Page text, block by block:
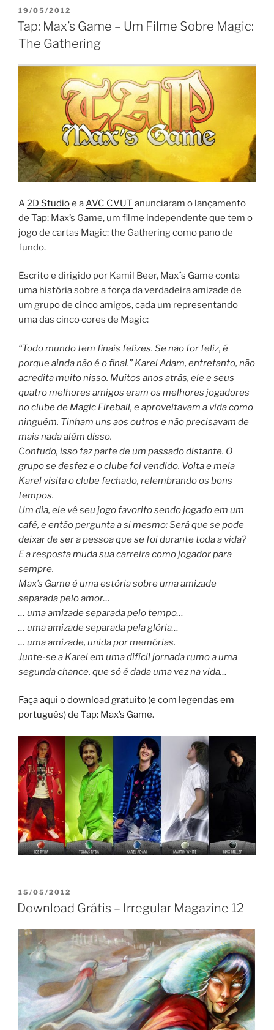
PUBLICADO
EM
19/05/2012
Tap: Max’s Game – Um Filme Sobre Magic:
The Gathering
A2D Studioe aAVC CVUT anunciaram o lançamento
de Tap: Max’s Game, um filme independente que tem o
jogo de cartas Magic: the Gathering como pano de
fundo.
Escrito e dirigido por Kamil Beer, Max´s Game conta
uma história sobre a força da verdadeira amizade de
um grupo de cinco amigos, cada um representando
uma das cinco cores de Magic:
“Todo mundo tem finais felizes. Se não for feliz, é
porque ainda não é o final.” Karel Adam, entretanto, não
acredita muito nisso. Muitos anos atrás, ele e seus
quatro melhores amigos eram os melhores jogadores
no clube de Magic Fireball, e aproveitavam a vida como
ninguém. Tinham uns aos outros e não precisavam de
mais nada além disso.
Contudo, isso faz parte de um passado distante. O
grupo se desfez e o clube foi vendido. Volta e meia
Karel visita o clube fechado, relembrando os bons
tempos.
Um dia, ele vê seu jogo favorito sendo jogado em um
café, e então pergunta a si mesmo: Será que se pode
deixar de ser a pessoa que se foi durante toda a vida?
E a resposta muda sua carreira como jogador para
sempre.
Max’s Game é uma estória sobre uma amizade
separada pelo amor…
… uma amizade separada pelo tempo…
… uma amizade separada pela glória…
… uma amizade, unida por memórias.
Junte-se a Karel em uma difícil jornada rumo a uma
segunda chance, que só é dada uma vez na vida…
Faça aqui o download gratuito (e com legendas em
português) de Tap: Max’s Game.
PUBLICADO
EM
15/05/2012
Download Grátis – Irregular Magazine 12